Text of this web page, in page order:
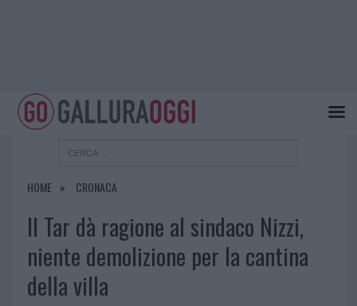
HOME CRONACA
Il Tar dà ragione al sindaco Nizzi,
niente demolizione per la cantina
della villa